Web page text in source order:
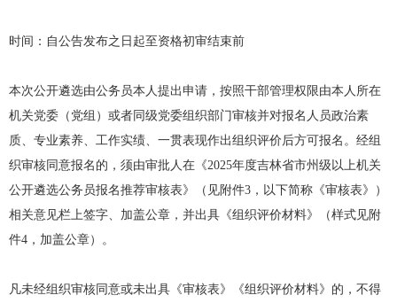
时间：自公告发布之日起至资格初审结束前
本次公开遴选由公务员本人提出申请，按照干部管理权限由本人所在
机关党委（党组）或者同级党委组织部门审核并对报名人员政治素
质、专业素养、工作实绩、一贯表现作出组织评价后方可报名。经组
织审核同意报名的，须由审批人在《2025年度吉林省市州级以上机关
公开遴选公务员报名推荐审核表》（见附件3，以下简称《审核表》）
相关意见栏上签字、加盖公章，并出具《组织评价材料》（样式见附
件4，加盖公章）。
凡未经组织审核同意或未出具《审核表》《组织评价材料》的，不得